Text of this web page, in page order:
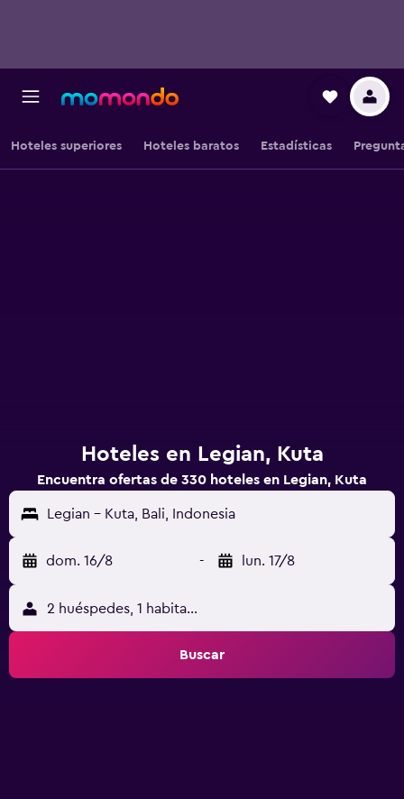
Hoteles superiores Hoteles baratos Estadísticas
Hoteles en Legian, Kuta
Encuentra ofertas de 330 hoteles en Legian, Kuta
Legian - Kuta, Bali, Indonesia
dom. 16/8 - lun. 17/8
2 huéspedes, 1 habitación
Buscar